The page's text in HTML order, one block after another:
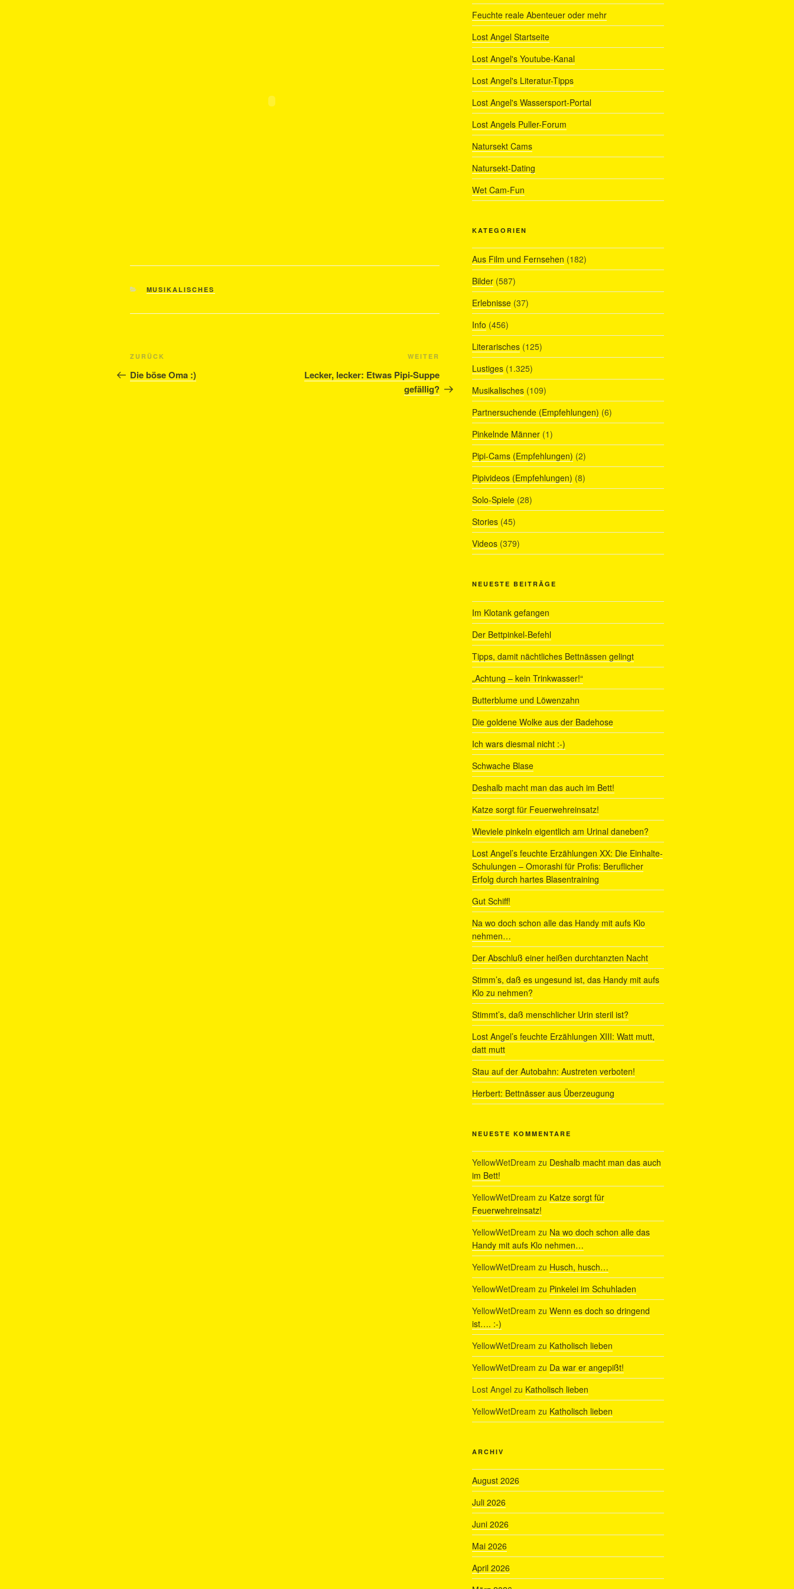
KATEGORIEN
MUSIKALISCHES
Beitragsnavigation
Vorheriger
Beitrag
ZURÜCK
Die böse Oma :)
Nächster
Beitrag
WEITER
Lecker, lecker: Etwas Pipi-Suppe
gefällig?
Feuchte reale Abenteuer oder mehr
Lost Angel Startseite
Lost Angel's Youtube-Kanal
Lost Angel's Literatur-Tipps
Lost Angel's Wassersport-Portal
Lost Angels Puller-Forum
Natursekt Cams
Natursekt-Dating
Wet Cam-Fun
KATEGORIEN
Aus Film und Fernsehen (182)
Bilder(587)
Erlebnisse(37)
Info (456)
Literarisches(125)
Lustiges(1.325)
Musikalisches(109)
Partnersuchende (Empfehlungen) (6)
Pinkelnde Männer(1)
Pipi-Cams (Empfehlungen) (2)
Pipivideos (Empfehlungen) (8)
Solo-Spiele(28)
Stories(45)
Videos(379)
NEUESTE BEITRÄGE
Im Klotank gefangen
Der Bettpinkel-Befehl
Tipps, damit nächtliches Bettnässen gelingt
„Achtung – kein Trinkwasser!“
Butterblume und Löwenzahn
Die goldene Wolke aus der Badehose
Ich wars diesmal nicht :-)
Schwache Blase
Deshalb macht man das auch im Bett!
Katze sorgt für Feuerwehreinsatz!
Wieviele pinkeln eigentlich am Urinal daneben?
Lost Angel’s feuchte Erzählungen XX: Die Einhalte-
Schulungen – Omorashi für Profis: Beruflicher
Erfolg durch hartes Blasentraining
Gut Schiff!
Na wo doch schon alle das Handy mit aufs Klo
nehmen…
Der Abschluß einer heißen durchtanzten Nacht
Stimm’s, daß es ungesund ist, das Handy mit aufs
Klo zu nehmen?
Stimmt’s, daß menschlicher Urin steril ist?
Lost Angel’s feuchte Erzählungen XIII: Watt mutt,
datt mutt
Stau auf der Autobahn: Austreten verboten!
Herbert: Bettnässer aus Überzeugung
NEUESTE KOMMENTARE
YellowWetDream zu Deshalb macht man das auch
im Bett!
YellowWetDream zu Katze sorgt für
Feuerwehreinsatz!
YellowWetDream zu Na wo doch schon alle das
Handy mit aufs Klo nehmen…
YellowWetDream zu Husch, husch…
YellowWetDream zu Pinkelei im Schuhladen
YellowWetDream zu Wenn es doch so dringend
ist…. :-)
YellowWetDream zu Katholisch lieben
YellowWetDream zu Da war er angepißt!
Lost Angel zu Katholisch lieben
YellowWetDream zu Katholisch lieben
ARCHIV
August 2026
Juli 2026
Juni 2026
Mai 2026
April 2026